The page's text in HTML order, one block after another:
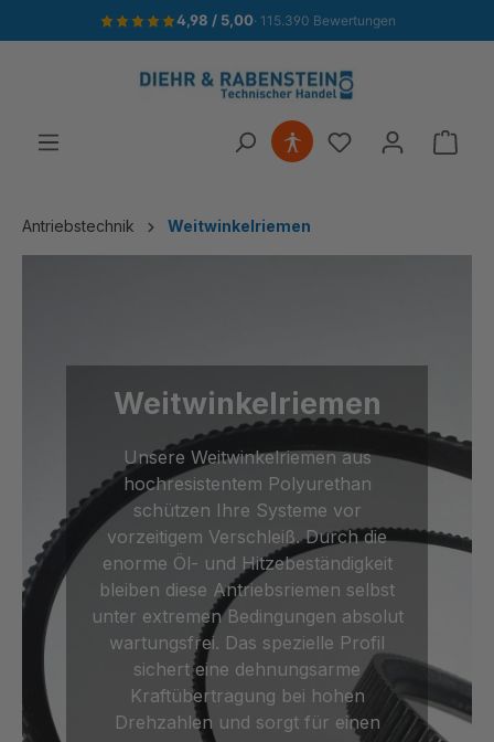
springen 4,98 / 5,00· 115.390 Bewertungen
Antriebstechnik Weitwinkelriemen
Weitwinkelriemen
Unsere Weitwinkelriemen aus
hochresistentem Polyurethan
schützen Ihre Systeme vor
vorzeitigem Verschleiß. Durch die
enorme Öl- und Hitzebeständigkeit
bleiben diese Antriebsriemen selbst
unter extremen Bedingungen absolut
wartungsfrei. Das spezielle Profil
sichert eine dehnungsarme
Kraftübertragung bei hohen
Drehzahlen und sorgt für einen